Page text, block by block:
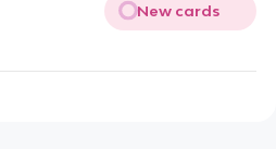
New cards